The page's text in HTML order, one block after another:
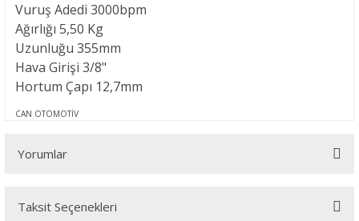
Vuruş Adedi 3000bpm
Ağırlığı 5,50 Kg
Uzunluğu 355mm
Hava Girişi 3/8"
Hortum Çapı 12,7mm
CAN OTOMOTİV
Yorumlar
Taksit Seçenekleri